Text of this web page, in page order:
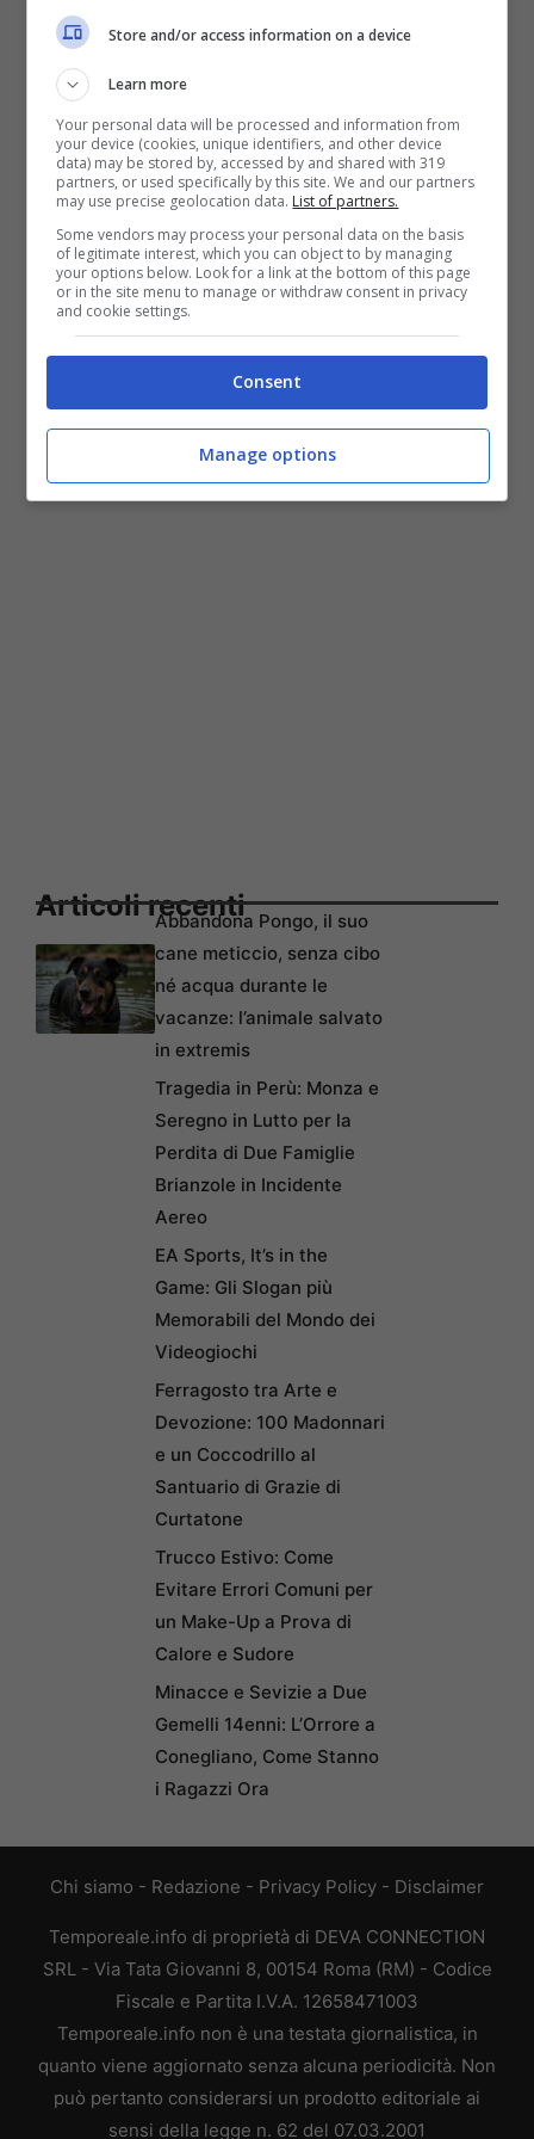
espresso frustrazione per la mancanza di
sicurezza e hanno chiesto un intervento più
deciso da parte delle autorità competenti.
Le indagini sono in corso e le autorità stanno
aumentando le pattuglie e adottando misure
preventive per contrastare l’attività criminale.
Tuttavia, la collaborazione dei cittadini è
fondamentale: è importante segnalare
qualsiasi attività sospetta alle autorità per
contribuire a mantenere la sicurezza della
comunità.
Articoli recentiAbbandona Pongo, il suo
cane meticcio, senza cibo
né acqua durante le
vacanze: l’animale salvato
in extremis
Tragedia in Perù: Monza e
Seregno in Lutto per la
Perdita di Due Famiglie
Brianzole in Incidente
Aereo
EA Sports, It’s in the
Game: Gli Slogan più
Memorabili del Mondo dei
Videogiochi
Ferragosto tra Arte e
Devozione: 100 Madonnari
e un Coccodrillo al
Santuario di Grazie di
Curtatone
Trucco Estivo: Come
Evitare Errori Comuni per
un Make-Up a Prova di
Calore e Sudore
Minacce e Sevizie a Due
Gemelli 14enni: L’Orrore a
Conegliano, Come Stanno
i Ragazzi Ora
Chi siamo - Redazione - Privacy Policy - Disclaimer
Temporeale.info di proprietà di DEVA CONNECTION
SRL - Via Tata Giovanni 8, 00154 Roma (RM) - Codice
Fiscale e Partita I.V.A. 12658471003
Temporeale.info non è una testata giornalistica, in
quanto viene aggiornato senza alcuna periodicità. Non
può pertanto considerarsi un prodotto editoriale ai
sensi della legge n. 62 del 07.03.2001
Store and/or access information on a device
Learn more
Your personal data will be processed and information from
your device (cookies, unique identifiers, and other device
data) may be stored by, accessed by and shared with 319
partners, or used specifically by this site. We and our partners
may use precise geolocation data. List of partners.
Some vendors may process your personal data on the basis
of legitimate interest, which you can object to by managing
your options below. Look for a link at the bottom of this page
or in the site menu to manage or withdraw consent in privacy
and cookie settings.
Consent
Manage options